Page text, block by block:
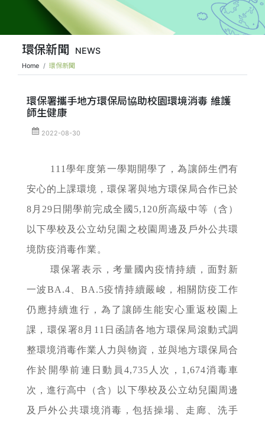
環保新聞 NEWS
Home 環保新聞
環保署攜手地方環保局協助校園環境消毒 維護
師生健康
2022-08-30
111學年度第一學期開學了，為讓師生們有
安心的上課環境，環保署與地方環保局合作已於
8月29日開學前完成全國5,120所高級中等（含）
以下學校及公立幼兒園之校園周邊及戶外公共環
境防疫消毒作業。
環保署表示，考量國內疫情持續，面對新
一波BA.4、BA.5疫情持續嚴峻，相關防疫工作
仍應持續進行，為了讓師生能安心重返校園上
課，環保署8月11日函請各地方環保局滾動式調
整環境消毒作業人力與物資，並與地方環保局合
作於開學前連日動員4,735人次，1,674消毒車
次，進行高中（含）以下學校及公立幼兒園周邊
及戶外公共環境消毒，包括操場、走廊、洗手